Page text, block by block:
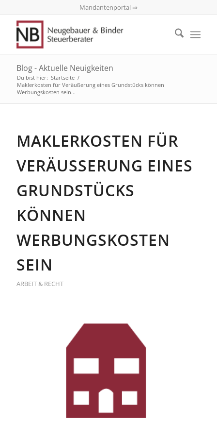
Mandantenportal ⇒
Blog - Aktuelle Neuigkeiten
Du bist hier: Startseite /
Maklerkosten für Veräußerung eines Grundstücks können
Werbungskosten sein...
MAKLERKOSTEN FÜR
VERÄUSSERUNG EINES G
RUNDSTÜCKS K
ÖNNEN W
ERBUNGSKOSTEN S
EIN
ARBEIT & RECHT